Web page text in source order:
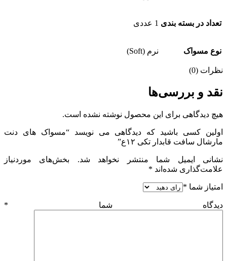
تعداد در بسته بندی 1 عددی
نوع مسواک نرم (Soft)
نظرات (0)
نقد و بررسی‌ها
هیچ دیدگاهی برای این محصول نوشته نشده است.
اولین کسی باشید که دیدگاهی می نویسد “مسواک های دنت
مارشال سافت قابدار تکی ۱۲ع”
نشانی ایمیل شما منتشر نخواهد شد.
بخش‌های موردنیاز
علامت‌گذاری شده‌اند *
امتیاز شما *
دیدگاه شما *